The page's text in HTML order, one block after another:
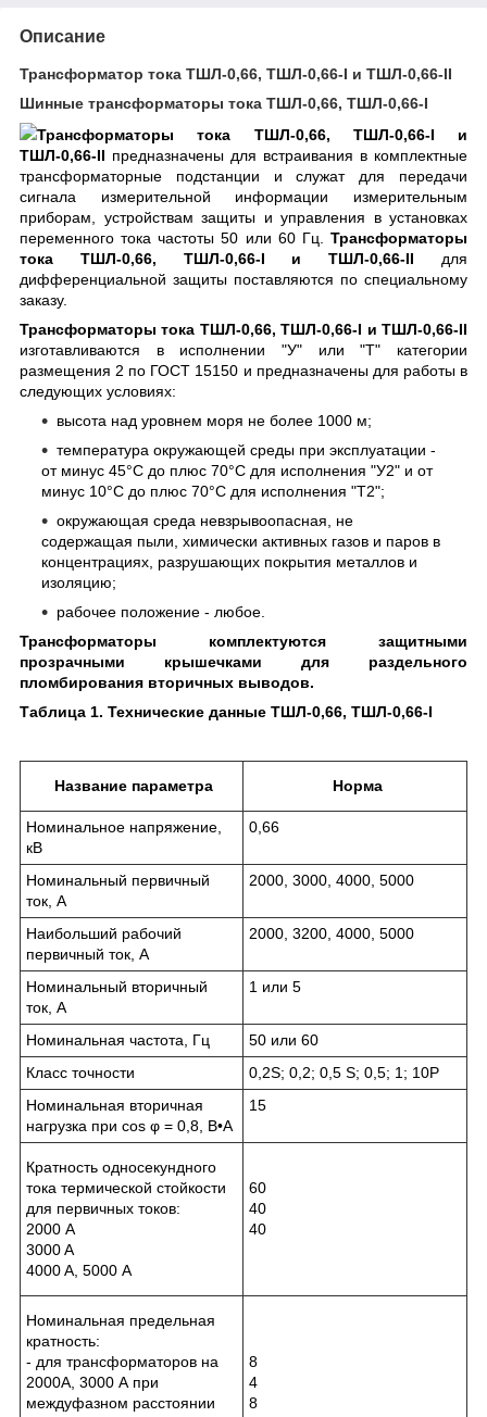
Описание
Трансформатор тока ТШЛ-0,66, ТШЛ-0,66-I и ТШЛ-0,66-II
Шинные трансформаторы тока ТШЛ-0,66, ТШЛ-0,66-I
Трансформаторы тока ТШЛ-0,66, ТШЛ-0,66-I и
ТШЛ-0,66-II предназначены для встраивания в комплектные
трансформаторные подстанции и служат для передачи
сигнала измерительной информации измерительным
приборам, устройствам защиты и управления в установках
переменного тока частоты 50 или 60 Гц. Трансформаторы
тока ТШЛ-0,66, ТШЛ-0,66-I и ТШЛ-0,66-II для
дифференциальной защиты поставляются по специальному
заказу.
Трансформаторы тока ТШЛ-0,66, ТШЛ-0,66-I и ТШЛ-0,66-II
изготавливаются в исполнении "У" или "Т" категории
размещения 2 по ГОСТ 15150 и предназначены для работы в
следующих условиях:
высота над уровнем моря не более 1000 м;
температура окружающей среды при эксплуатации -
от минус 45°C до плюс 70°C для исполнения "У2" и от
минус 10°C до плюс 70°C для исполнения "Т2";
окружающая среда невзрывоопасная, не
содержащая пыли, химически активных газов и паров в
концентрациях, разрушающих покрытия металлов и
изоляцию;
рабочее положение - любое.
Трансформаторы комплектуются защитными
прозрачными крышечками для раздельного
пломбирования вторичных выводов.
Таблица 1. Технические данные ТШЛ-0,66, ТШЛ-0,66-I
Название параметра Норма
Номинальное напряжение,
кВ
0,66
Номинальный первичный
ток, А
2000, 3000, 4000, 5000
Наибольший рабочий
первичный ток, А
2000, 3200, 4000, 5000
Номинальный вторичный
ток, А
1 или 5
Номинальная частота, Гц
50 или 60
Класс точности
0,2S; 0,2; 0,5 S; 0,5; 1; 10P
Номинальная вторичная
нагрузка при cos φ = 0,8, В•А
15
Кратность односекундного
тока термической стойкости
для первичных токов:
2000 A
3000 A
4000 A, 5000 А
60
40
40
Номинальная предельная
кратность:
- для трансформаторов на
2000А, 3000 А при
междуфазном расстоянии
8
4
8